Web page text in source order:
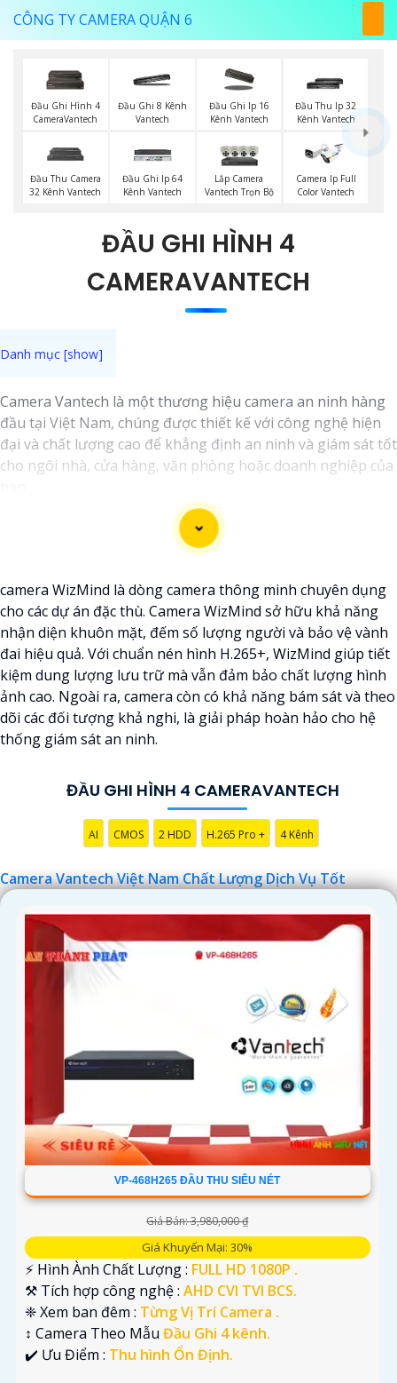
CÔNG TY CAMERA QUẬN 6
Đầu Ghi Hình 4
CameraVantech
Đầu Ghi 8 Kênh
Vantech
Đầu Ghi Ip 16
Kênh Vantech
Đầu Thu Ip 32
Kênh Vantech
Đầu Thu Camera
32 Kênh Vantech
Đầu Ghi Ip 64
Kênh Vantech
Lắp Camera
Vantech Trọn Bộ
Camera Ip Full
Color Vantech
ĐẦU GHI HÌNH 4
CAMERAVANTECH
Camera Vantech là một thương hiệu camera an ninh hàng
đầu tại Việt Nam, chúng được thiết kế với công nghệ hiện
đại và chất lượng cao để khẳng định an ninh và giám sát tốt
cho ngôi nhà, cửa hàng, văn phòng hoặc doanh nghiệp của
Vantech Việt Nam cung cấp các dòng sản phẩm camera
giám sát chất lượng cao như camera IP, camera HD-TVI,
camera AHD, camera wifi, camera thông minh, và nhiều hơn
chuẩn chất lượng cao, đáng tin cậy và dễ sử dụng.
Điểm mạnh của Camera Vantech là chất lượng dịch vụ tốt và
hỗ trợ khách hàng chu đáo. Đội ngũ nhân viên kỹ thuật
chuyên nghiệp của Vantech sẽ giúp bạn lựa chọn giải pháp
camera phù hợp với nhu cầu và ngân sách của bạn.
Nếu bạn đang tìm kiếm một giải pháp giám sát an ninh tốt
cho ngôi nhà hoặc doanh nghiệp của mình, Camera
Vantech Việt Nam là một lựa chọn hàng đầu mà bạn có thể
camera WizMind là dòng camera thông minh chuyên dụng
cho các dự án đặc thù. Camera WizMind sở hữu khả năng
nhận diện khuôn mặt, đếm số lượng người và bảo vệ vành
đai hiệu quả. Với chuẩn nén hình H.265+, WizMind giúp tiết
kiệm dung lượng lưu trữ mà vẫn đảm bảo chất lượng hình
ảnh cao. Ngoài ra, camera còn có khả năng bám sát và theo
dõi các đối tượng khả nghi, là giải pháp hoàn hảo cho hệ
thống giám sát an ninh.
ĐẦU GHI HÌNH 4 CAMERAVANTECH
AI CMOS 2 HDD H.265 Pro + 4 Kênh
Camera Vantech Việt Nam Chất Lượng Dịch Vụ Tốt
VP-468H265 ĐẦU THU SIÊU NÉT
Giá Bán: 3,980,000 ₫
Giá Khuyến Mại: 30%
️⚡ Hình Ành Chất Lượng : FULL HD 1080P .
⚒ Tích hợp công nghệ : AHD CVI TVI BCS.
❈ Xem ban đêm : Từng Vị Trí Camera .
↕️ Camera Theo Mẫu Đầu Ghi 4 kênh.
️✔️ Ưu Điểm : Thu hình Ổn Định.